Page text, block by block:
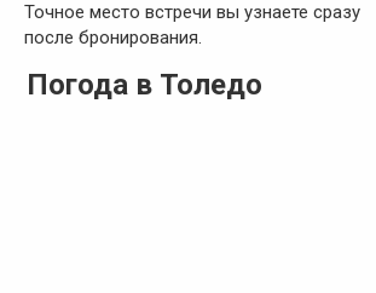
Точное место встречи вы узнаете сразу
после бронирования.
Погода в Толедо